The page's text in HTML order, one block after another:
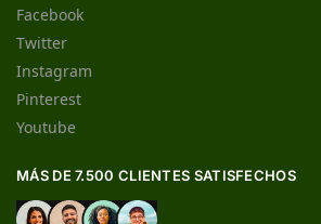
Facebook
Twitter
Instagram
Pinterest
Youtube
MÁS DE 7.500 CLIENTES SATISFECHOS